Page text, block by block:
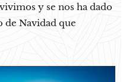
y se nos ha dado
de Navidad que